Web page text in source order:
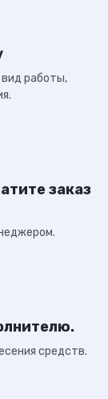
работы,
заказ
средств.